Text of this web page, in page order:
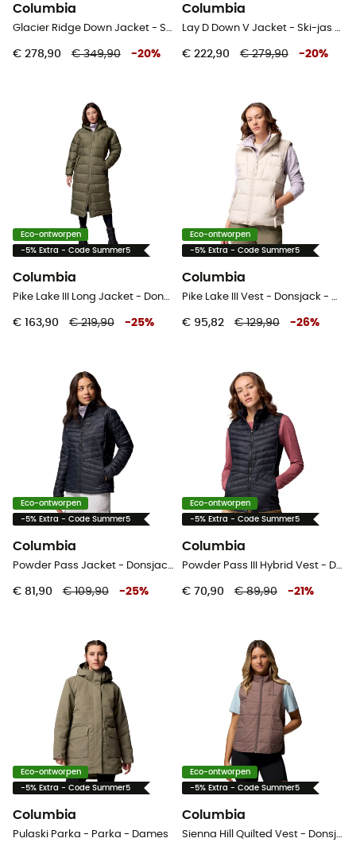
Columbia
Glacier Ridge Down Jacket - Ski-jas - Dames
€ 278,90 € 349,90 -20%
Columbia
Lay D Down V Jacket - Ski-jas - Dames
€ 222,90 € 279,90 -20%
Eco-ontworpen
-5% Extra - Code Summer5
Columbia
Pike Lake III Long Jacket - Donsjack - Dames
€ 163,90 € 219,90 -25%
Eco-ontworpen
-5% Extra - Code Summer5
Columbia
Pike Lake III Vest - Donsjack - Dames
€ 95,82 € 129,90 -26%
Eco-ontworpen
-5% Extra - Code Summer5
Columbia
Powder Pass Jacket - Donsjack - Dames
€ 81,90 € 109,90 -25%
Eco-ontworpen
-5% Extra - Code Summer5
Columbia
Powder Pass III Hybrid Vest - Donsjack - Dames
€ 70,90 € 89,90 -21 %
Eco-ontworpen
-5% Extra - Code Summer5
Columbia
Pulaski Parka - Parka - Dames
Eco-ontworpen
-5% Extra - Code Summer5
Columbia
Sienna Hill Quilted Vest - Donsjack - Dames